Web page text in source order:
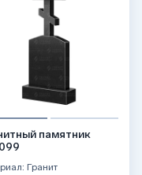
памятник
Гранит